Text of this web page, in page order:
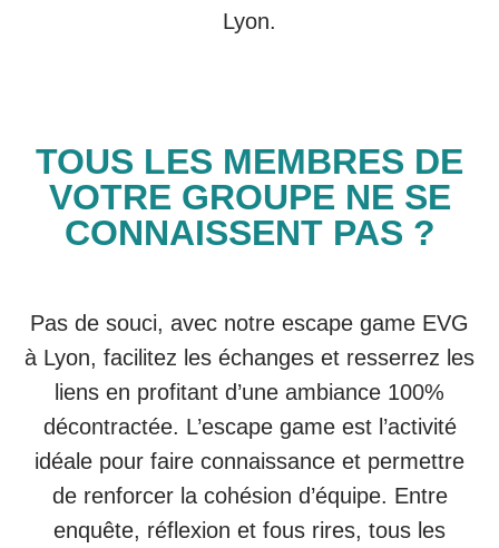
Lyon.
TOUS LES MEMBRES DE
VOTRE GROUPE NE SE
CONNAISSENT PAS ?
Pas de souci, avec notre escape game EVG
à Lyon, facilitez les échanges et resserrez les
liens en profitant d’une ambiance 100%
décontractée. L’escape game est l’activité
idéale pour faire connaissance et permettre
de renforcer la cohésion d’équipe. Entre
enquête, réflexion et fous rires, tous les